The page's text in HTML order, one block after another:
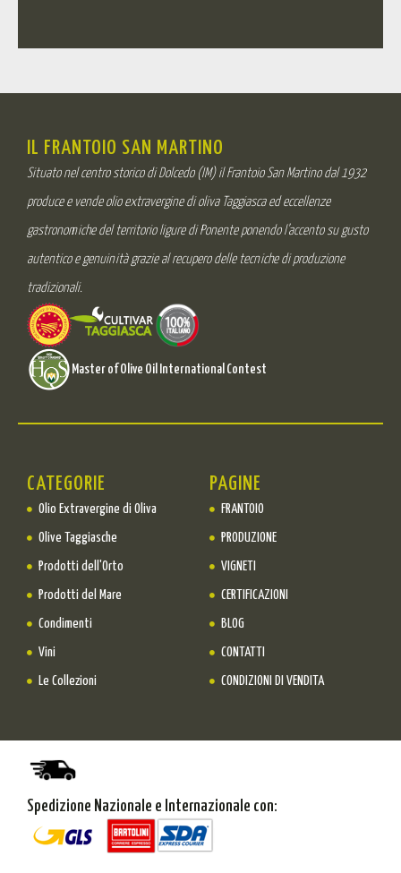
IL FRANTOIO SAN MARTINO
Situato nel centro storico di Dolcedo (IM) il Frantoio San Martino dal 1932
produce e vende olio extravergine di oliva Taggiasca ed eccellenze
gastronomiche del territorio ligure di Ponente ponendo l’accento su gusto
autentico e genuinità grazie al recupero delle tecniche di produzione
tradizionali.
Master of Olive Oil International Contest
CATEGORIE
Olio Extravergine di Oliva
Olive Taggiasche
Prodotti dell'Orto
Prodotti del Mare
Condimenti
Vini
Le Collezioni
PAGINE
FRANTOIO
PRODUZIONE
VIGNETI
CERTIFICAZIONI
BLOG
CONTATTI
CONDIZIONI DI VENDITA
Spedizione Nazionale e Internazionale con: